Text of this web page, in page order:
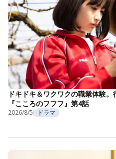
ドキドキ＆ワクワクの職業体験
『こころのフフフ』第4話
2026/8/5 ドラマ